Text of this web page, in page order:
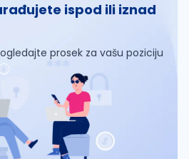
ispod ili iznad
prosek za vašu poziciju